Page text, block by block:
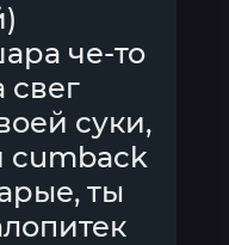
че-то
свег
суки,
cumback
ты